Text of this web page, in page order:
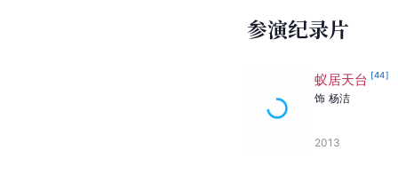
参演纪录片
蚁居天台 [44]
饰 杨洁
2013